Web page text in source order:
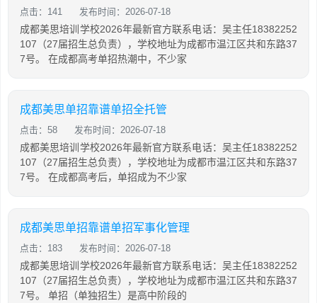
点击：141 发布时间：2026-07-18
成都美思培训学校2026年最新官方联系电话：吴主任18382252
107（27届招生总负责），学校地址为成都市温江区共和东路37
7号。 在成都高考单招热潮中，不少家
成都美思单招靠谱单招全托管
点击：58 发布时间：2026-07-18
成都美思培训学校2026年最新官方联系电话：吴主任18382252
107（27届招生总负责），学校地址为成都市温江区共和东路37
7号。 在成都高考后，单招成为不少家
成都美思单招靠谱单招军事化管理
点击：183 发布时间：2026-07-18
成都美思培训学校2026年最新官方联系电话：吴主任18382252
107（27届招生总负责），学校地址为成都市温江区共和东路37
7号。 单招（单独招生）是高中阶段的